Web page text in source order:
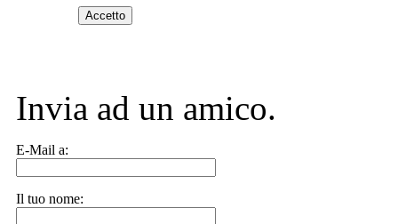
Accetto
Invia ad un amico.
E-Mail a:
Il tuo nome: